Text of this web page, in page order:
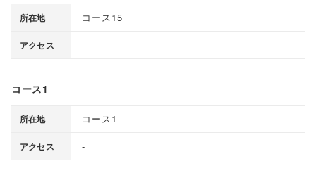
所在地 コース15
アクセス -
コース1
所在地 コース1
アクセス -